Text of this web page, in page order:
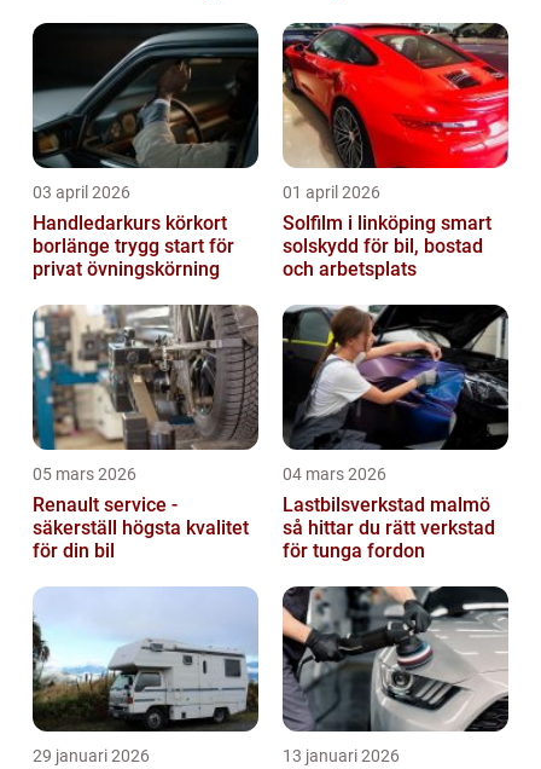
03 april 2026
Handledarkurs körkort
borlänge trygg start för
privat övningskörning
01 april 2026
Solfilm i linköping smart
solskydd för bil, bostad
och arbetsplats
05 mars 2026
Renault service -
säkerställ högsta kvalitet
för din bil
04 mars 2026
Lastbilsverkstad malmö
så hittar du rätt verkstad
för tunga fordon
29 januari 2026 13 januari 2026